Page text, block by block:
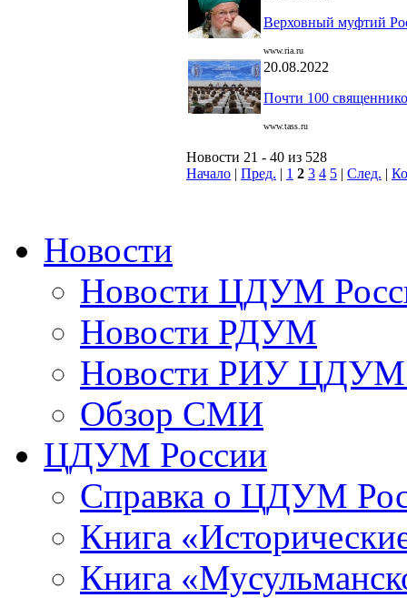
Верховный муфтий
www.ria.ru
20.08.2022
Почти 100
www.tass.ru
Новости 21 - 40 из 528
Начало | Пред. | 1 2 3 4 5 | След. |
Новости
Новости ЦДУМ
Новости РДУМ
Новости РИУ ЦДУМ
Обзор СМИ
ЦДУМ России
Справка о ЦДУМ
Книга
Книга